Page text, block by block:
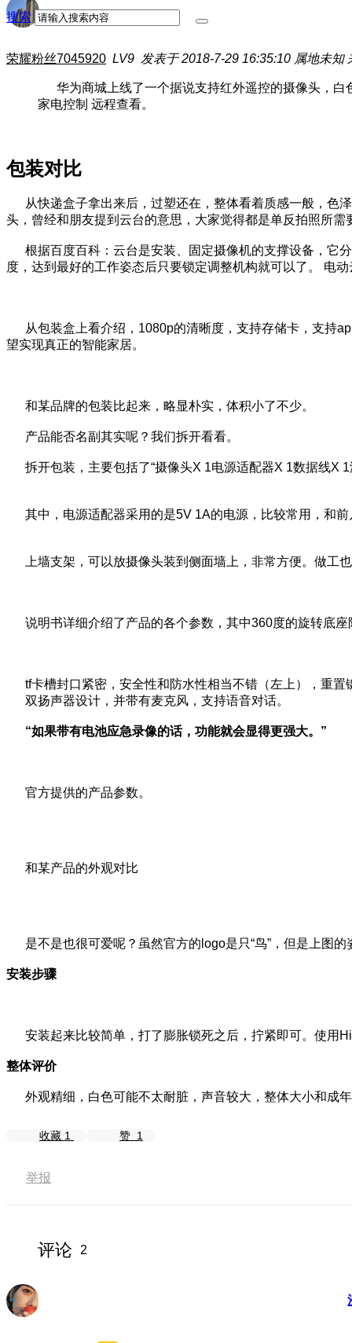
搜索
荣耀粉丝7045920 LV9 发表于 2018-7-29 16:35:10 属地未知
华为商城上线了一个据说支持红外遥控的摄像头，白
家电控制 远程查看。
包装对比
从快递盒子拿出来后，过塑还在，整体看着质感一般，色
头，曾经和朋友提到云台的意思，大家觉得都是单反拍照所
根据百度百科：云台是安装、固定摄像机的支撑设备，它
度，达到最好的工作姿态后只要锁定调整机构就可以了。 电
从包装盒上看介绍，1080p的清晰度，支持存储卡，支持
望实现真正的智能家居。
和某品牌的包装比起来，略显朴实，体积小了不少。
产品能否名副其实呢？我们拆开看看。
拆开包装，主要包括了“摄像头X 1电源适配器X 1数据线X
其中，电源适配器采用的是5V 1A的电源，比较常用，和前
上墙支架，可以放摄像头装到侧面墙上，非常方便。做工
说明书详细介绍了产品的各个参数，其中360度的旋转底座
tf卡槽封口紧密，安全性和防水性相当不错（左上），重置
双扬声器设计，并带有麦克风，支持语音对话。
“如果带有电池应急录像的话，功能就会显得更强大。”
官方提供的产品参数。
和某产品的外观对比
是不是也很可爱呢？虽然官方的logo是只“鸟”，但是上图
安装步骤
安装起来比较简单，打了膨胀锁死之后，拧紧即可。使用
整体评价
外观精细，白色可能不太耐脏，声音较大，整体大小和成
收藏 1 赞 1
举报
评论 2